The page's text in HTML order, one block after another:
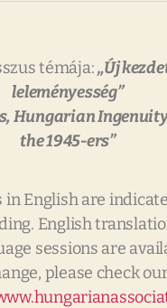
témája:„Új
leleményesség”
Hungarian
the 1945-ers”
in English are
English
sessions are
please check